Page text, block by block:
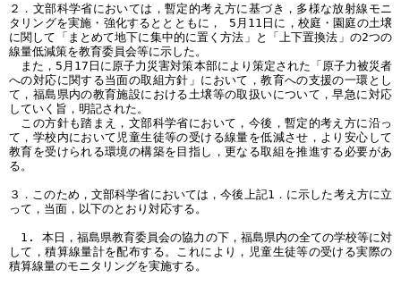
２．文部科学省においては，暫定的考え方に基づき，多様な放射線モニ
タリングを実施・強化するととともに， 5月11日に，校庭・園庭の土壌
に関して「まとめて地下に集中的に置く方法」と「上下置換法」の2つの
線量低減策を教育委員会等に示した。
また，5月17日に原子力災害対策本部により策定された「原子力被災者
への対応に関する当面の取組方針」において，教育への支援の一環とし
て，福島県内の教育施設における土壌等の取扱いについて，早急に対応
していく旨，明記された。
この方針も踏まえ，文部科学省において，今後，暫定的考え方に沿っ
て，学校内において児童生徒等の受ける線量を低減させ，より安心して
教育を受けられる環境の構築を目指し，更なる取組を推進する必要があ
る。
３．このため，文部科学省においては，今後上記1．に示した考え方に立
って，当面，以下のとおり対応する。
1. 本日，福島県教育委員会の協力の下，福島県内の全ての学校等に対
して，積算線量計を配布する。これにより，児童生徒等の受ける実際の
積算線量のモニタリングを実施する。